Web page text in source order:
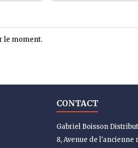
le moment.
CONTACT
Gabriel Boisson
8, Avenue de l'ancienne